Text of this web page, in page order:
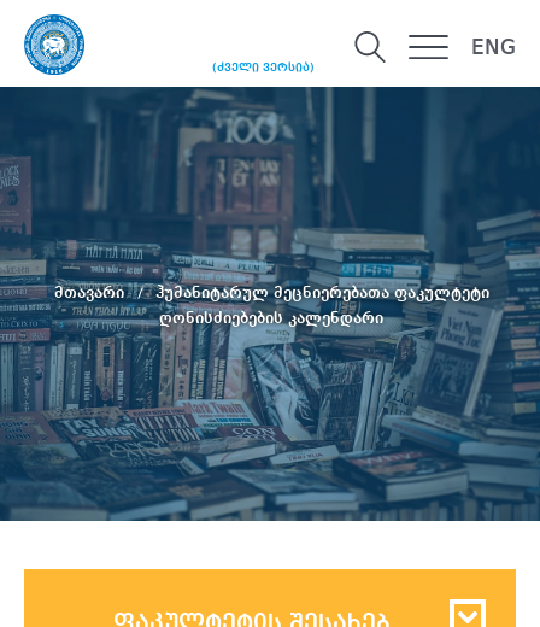
(ძველი ვერსია)
ENG
მთავარი
ჰუმანიტარულ მეცნიერებათა ფაკულტეტი
ღონისძიებების კალენდარი